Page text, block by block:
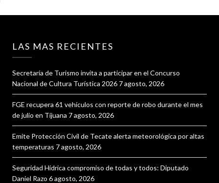
LAS MAS RECIENTES
Secretaría de Turismo invita a participar en el Concurso
Nacional de Cultura Turística 2026 7 agosto, 2026
FGE recupera 61 vehículos con reporte de robo durante el mes
de julio en Tijuana 7 agosto, 2026
Emite Protección Civil de Tecate alerta meteorológica por altas
temperaturas 7 agosto, 2026
Seguridad Hídrica compromiso de todas y todos: Diputado
Daniel Razo 6 agosto, 2026